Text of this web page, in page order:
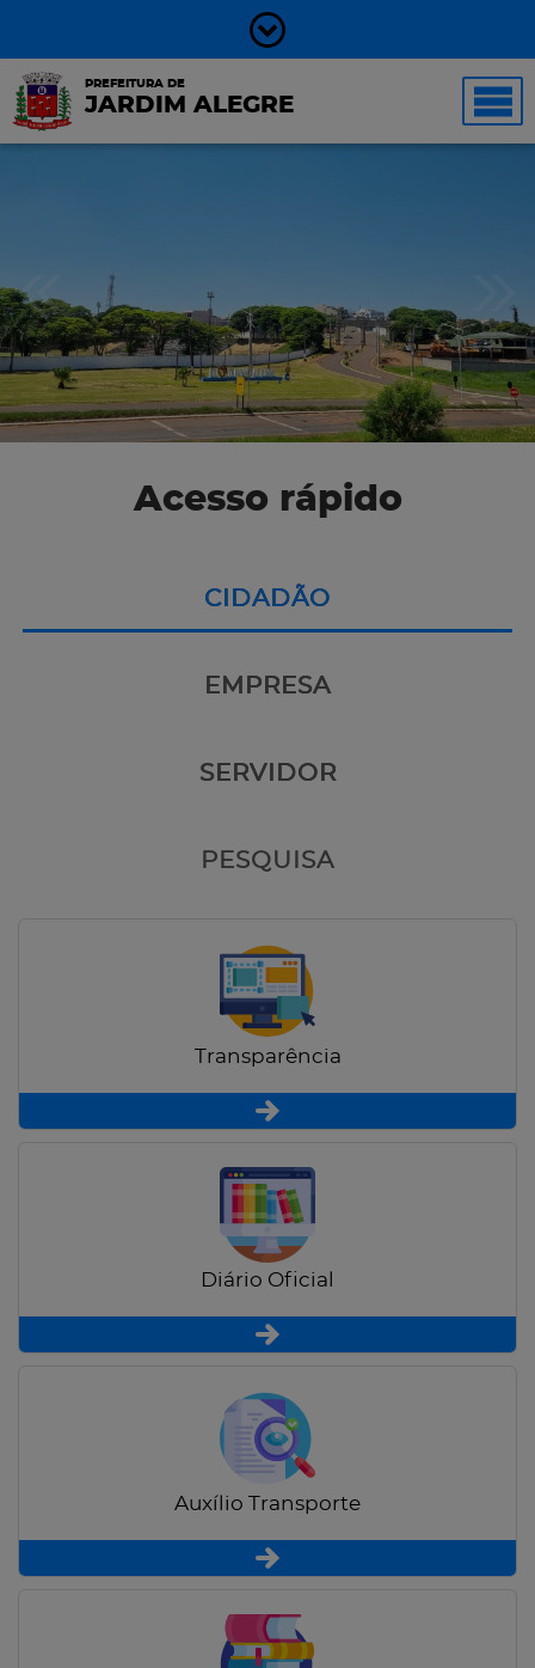
PREFEITURA DE
JARDIM ALEGRE
Acesso rápido
CIDADÃO
EMPRESA
SERVIDOR
PESQUISA
Transparência
Diário Oficial
Auxílio Transporte